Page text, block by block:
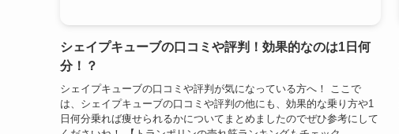
シェイプキューブの口コミや評判！効果的なのは1日何
分！？
シェイプキューブの口コミや評判が気になっている方へ！ ここで
は、シェイプキューブの口コミや評判の他にも、効果的な乗り方や1
日何分乗れば痩せられるかについてまとめましたのでぜひ参考にして